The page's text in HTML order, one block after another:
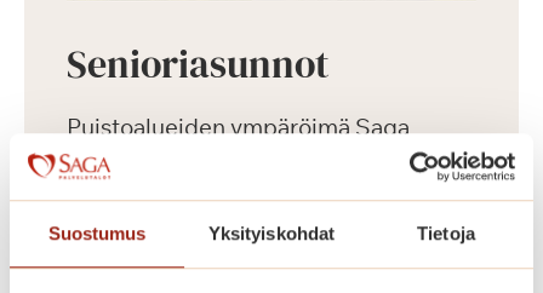
Suostumus Yksityiskohdat Tietoja
Senioriasunnot
Puistoalueiden ympäröimä Saga
Kaskenniitty on rakennettu avarasti.
Kodinomaisessa ja aktiivisessa
palvelutalossa on 207 parvekkeellista
kaksiota. Saga Kaskenniityssä asut